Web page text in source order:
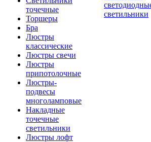
точечные
Торшеры
Бра
Люстры
классические
Люстры свечи
Люстры
припотолочные
Люстры-
подвесы
многоламповые
Накладные
точечные
светильники
Люстры лофт
светильники